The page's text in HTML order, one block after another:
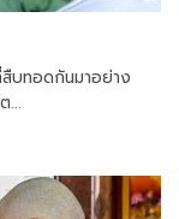
บทอดกันมาอย่าง
...